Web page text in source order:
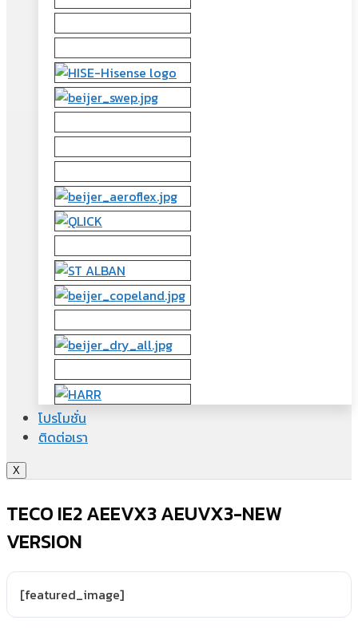
โปรโมชั่น
ติดต่อเรา
X
TECO IE2 AEEVX3 AEUVX3-NEW
VERSION
[featured_image]